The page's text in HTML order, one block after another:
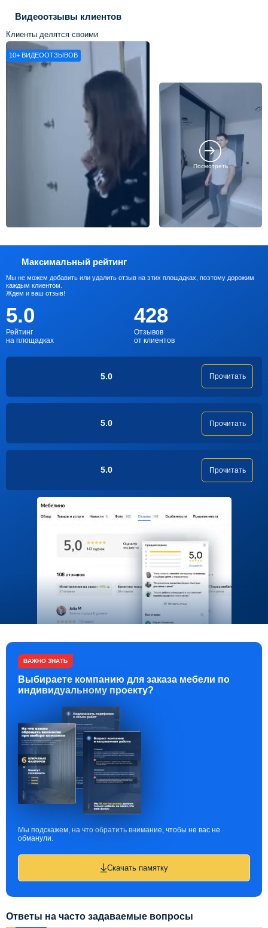
Видеоотзывы клиентов
Клиенты делятся своими
впечатлениями о нашей работе
10+ ВИДЕООТЗЫВОВ
Посмотреть
Максимальный рейтинг
Мы не можем добавить или удалить отзыв на этих площадках, поэтому дорожим
каждым клиентом.
Ждем и ваш отзыв!
5.0
Рейтинг
на площадках
428
Отзывов
от клиентов
5.0 Прочитать
5.0 Прочитать
5.0 Прочитать
ВАЖНО ЗНАТЬ
Выбираете компанию для заказа мебели по
индивидуальному проекту?
Мы подскажем, на что обратить внимание, чтобы не вас не
обманули.
Скачать памятку
Ответы на часто задаваемые вопросы